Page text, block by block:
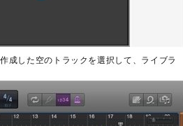
成した空のトラックを選択して、ライブラ